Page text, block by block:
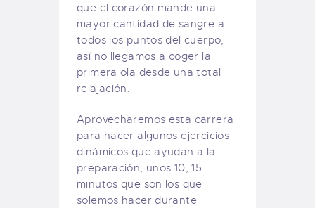
que el corazón mande una
mayor cantidad de sangre a
todos los puntos del cuerpo,
así no llegamos a coger la
primera ola desde una total
relajación.
Aprovecharemos esta carrera
para hacer algunos ejercicios
dinámicos que ayudan a la
preparación, unos 10, 15
minutos que son los que
solemos hacer durante